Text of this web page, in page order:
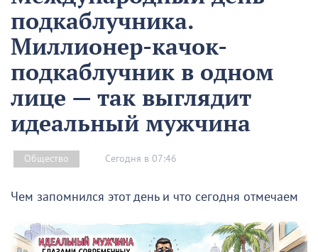
подкаблучника.
Миллионер-качок-
подкаблучник в одном
лице — так выглядит
идеальный мужчина
Общество Сегодня в 07:46
Чем запомнился этот день и что сегодня отмечаем